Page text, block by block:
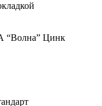
“Волна” Цинк